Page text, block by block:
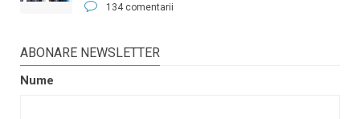
134 comentarii
ABONARE NEWSLETTER
Nume